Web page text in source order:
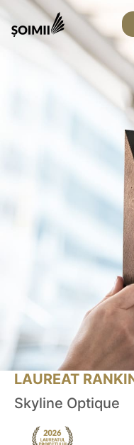
LAUREAT
Skyline Optique